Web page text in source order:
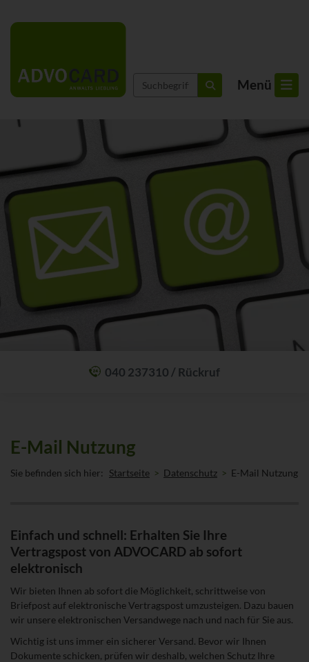
Suchbegriffe suchen Menü
040 237310 / Rückruf
E-Mail Nutzung
Sie befinden sich hier: Startseite Datenschutz E-Mail Nutzung
Einfach und schnell: Erhalten Sie Ihre
Vertragspost von ADVOCARD ab sofort
elektronisch
Wir bieten Ihnen ab sofort die Möglichkeit, schrittweise von
Briefpost auf elektronische Vertragspost umzusteigen. Dazu bauen
wir unsere elektronischen Versandwege nach und nach für Sie aus.
Wichtig ist uns immer ein sicherer Versand. Bevor wir Ihnen
Dokumente schicken, prüfen wir deshalb, welchen Schutz Ihre